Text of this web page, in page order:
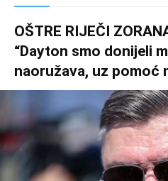
OŠTRE RIJEČI
“Dayton smo donijeli
naoružava, uz pomoć